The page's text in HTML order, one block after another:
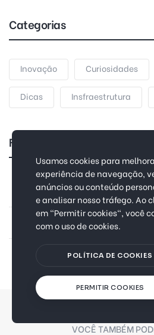
Categorias
Inovação Curiosidades
Dicas Insfraestrutura
Fique conectado
Facebook
Instagram
VOCÊ TAMBÉM
Usamos cookies para
experiência de navegação,
anúncios ou conteúdo
e analisar nosso tráfego. Ao
em "Permitir cookies", você
com o uso de cookies.
POLÍTICA DE COOKIES
PERMITIR COOKIES